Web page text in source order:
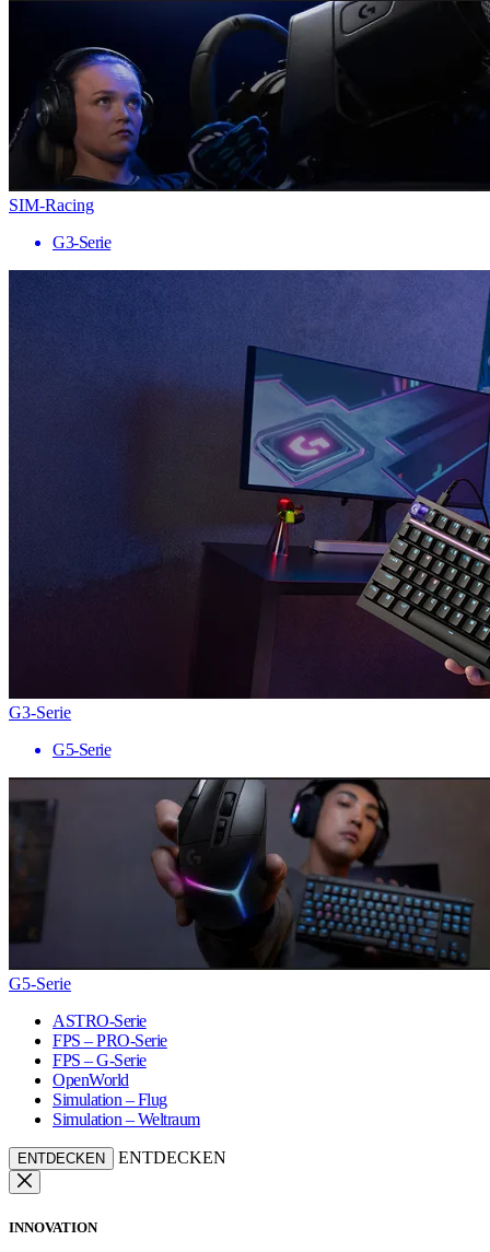
SIM-Racing
G3-Serie
G3-Serie
G5-Serie
G5-Serie
ASTRO-Serie
FPS – PRO-Serie
FPS – G-Serie
OpenWorld
Simulation – Flug
Simulation – Weltraum
ENTDECKEN ENTDECKEN
INNOVATION